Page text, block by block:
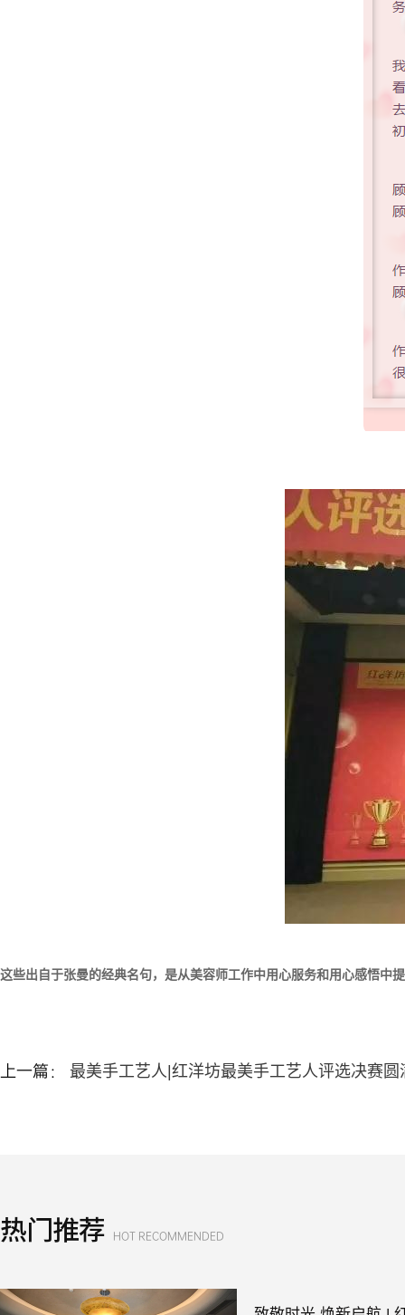
这些出自于张曼的经典名句，是从美容师工作中用心服务和用心感悟
上一篇： 最美手工艺人|红洋坊最美手工艺人评选决赛圆
热门推荐 HOT RECOMMENDED